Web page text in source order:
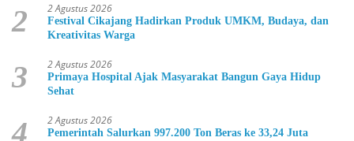
2 2 Agustus 2026
Festival Cikajang Hadirkan Produk UMKM, Budaya, dan
Kreativitas Warga
3 2 Agustus 2026
Primaya Hospital Ajak Masyarakat Bangun Gaya Hidup
Sehat
4 2 Agustus 2026
Pemerintah Salurkan 997.200 Ton Beras ke 33,24 Juta